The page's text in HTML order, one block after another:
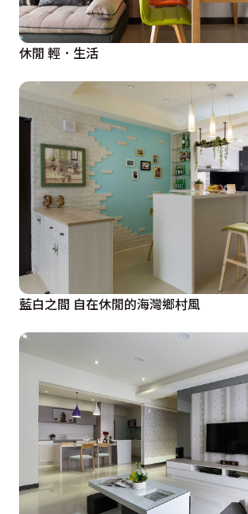
休閒 輕．生活
藍白之間 自在休閒的海灣鄉村風